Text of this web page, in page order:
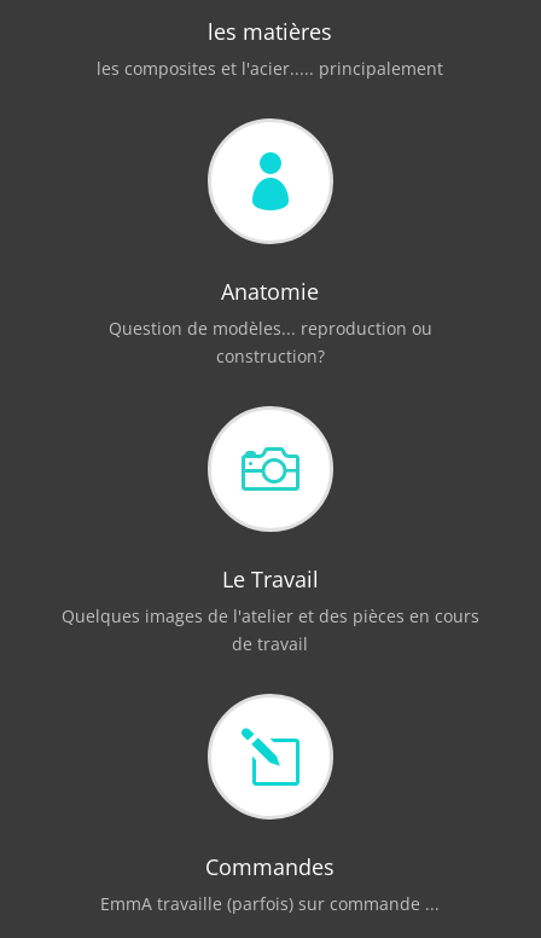
les matières
les composites et l'acier..... principalement

Anatomie
Question de modèles... reproduction ou
construction?

Le Travail
Quelques images de l'atelier et des pièces en cours
de travail
l
Commandes
EmmA travaille (parfois) sur commande ...